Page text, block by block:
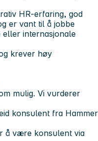
HR-erfaring, god
er vant til å jobbe
eller internasjonale
krever høy
mulig. Vi vurderer
konsulent fra Hammer
å være konsulent via